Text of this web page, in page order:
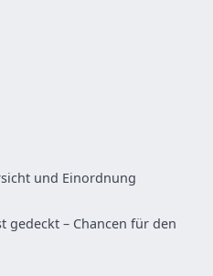
und Einordnung
gedeckt – Chancen für den